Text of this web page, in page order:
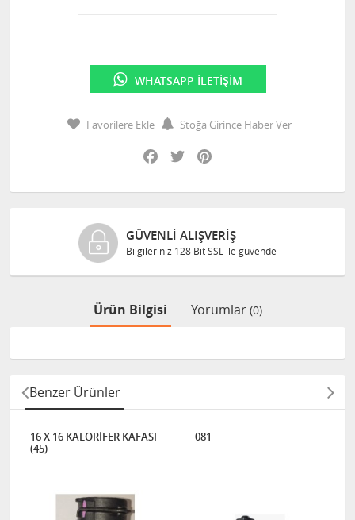
WHATSAPP İLETIŞIM
Favorilere Ekle
Stoğa Girince Haber Ver
Facebook
Twitter
GÜVENLI ALIŞVERIŞ
Bilgileriniz 128 Bit SSL ile güvende
Ürün Bilgisi Yorumlar (0)
Benzer Ürünler
16 X 16 KALORİFER KAFASI
(45)
081